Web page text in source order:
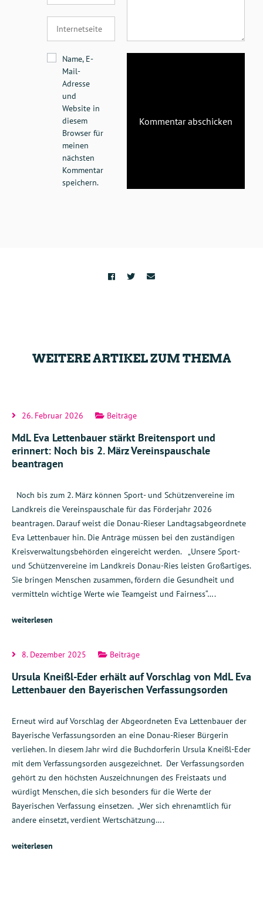
Name, E-
Mail-
Adresse
und
Website in
diesem
Browser für
meinen
nächsten
Kommentar
speichern.
WEITERE ARTIKEL ZUM THEMA
26. Februar 2026 Beiträge
MdL Eva Lettenbauer stärkt Breitensport und
erinnert: Noch bis 2. März Vereinspauschale
beantragen
Noch bis zum 2. März können Sport- und Schützenvereine im
Landkreis die Vereinspauschale für das Förderjahr 2026
beantragen. Darauf weist die Donau-Rieser Landtagsabgeordnete
Eva Lettenbauer hin. Die Anträge müssen bei den zuständigen
Kreisverwaltungsbehörden eingereicht werden. „Unsere Sport-
und Schützenvereine im Landkreis Donau-Ries leisten Großartiges.
Sie bringen Menschen zusammen, fördern die Gesundheit und
vermitteln wichtige Werte wie Teamgeist und Fairness“….
weiterlesen
8. Dezember 2025 Beiträge
Ursula Kneißl-Eder erhält auf Vorschlag von MdL Eva
Lettenbauer den Bayerischen Verfassungsorden
Erneut wird auf Vorschlag der Abgeordneten Eva Lettenbauer der
Bayerische Verfassungsorden an eine Donau-Rieser Bürgerin
verliehen. In diesem Jahr wird die Buchdorferin Ursula Kneißl-Eder
mit dem Verfassungsorden ausgezeichnet. Der Verfassungsorden
gehört zu den höchsten Auszeichnungen des Freistaats und
würdigt Menschen, die sich besonders für die Werte der
Bayerischen Verfassung einsetzen. „Wer sich ehrenamtlich für
andere einsetzt, verdient Wertschätzung….
weiterlesen